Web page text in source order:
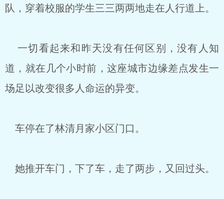
队，穿着校服的学生三三两两地走在人行道上。
一切看起来和昨天没有任何区别，没有人知
道，就在几个小时前，这座城市边缘差点发生一
场足以改变很多人命运的异变。
车停在了林清月家小区门口。
她推开车门，下了车，走了两步，又回过头。